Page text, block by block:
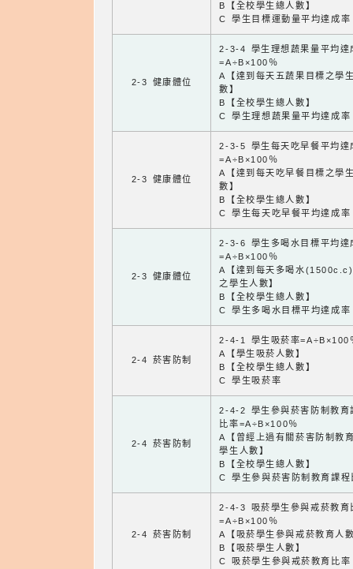
B【全校學生總人數】
C 學生目標運動量平均達成率
2-3 健康體位
2-3-4 學生理想蔬果量平均達
=A÷B×100％
A【達到每天五蔬果目標之學
數】
B【全校學生總人數】
C 學生理想蔬果量平均達成率
2-3 健康體位
2-3-5 學生每天吃早餐平均達
=A÷B×100％
A【達到每天吃早餐目標之學
數】
B【全校學生總人數】
C 學生每天吃早餐平均達成率
2-3 健康體位
2-3-6 學生多喝水目標平均達
=A÷B×100％
A【達到每天多喝水
之學生人數】
B【全校學生總人數】
C 學生多喝水目標平均達成率
2-4 菸害防制
2-4-1 學生吸菸率=A÷B×100
A【學生吸菸人數】
B【全校學生總人數】
C 學生吸菸率
2-4 菸害防制
2-4-2 學生參與菸害防制教育
比率=A÷B×100％
A【曾經上過有關菸害防制教
學生人數】
B【全校學生總人數】
C 學生參與菸害防制教育課程
2-4 菸害防制
2-4-3 吸菸學生參與戒菸教育
=A÷B×100％
A【吸菸學生參與戒菸教育人
B【吸菸學生人數】
C 吸菸學生參與戒菸教育比率